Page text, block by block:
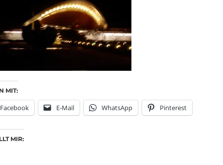
MIT:
Facebook E-Mail WhatsApp Pinterest
MIR: